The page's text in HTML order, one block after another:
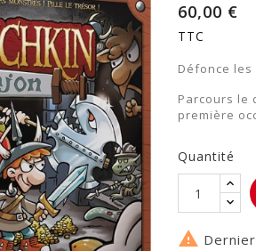
60,00 €
TTC
Défonce
Parcours le
première
Quantité
